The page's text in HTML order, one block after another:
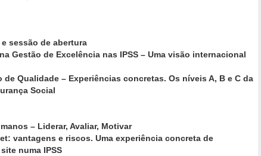
sessão de abertura
Gestão de Excelência nas IPSS – Uma visão internacional
de Qualidade – Experiências concretas. Os níveis A, B e C da
Social
– Liderar, Avaliar, Motivar
vantagens e riscos. Uma experiência concreta de
numa IPSS